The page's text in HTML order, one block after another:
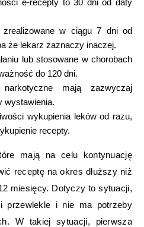
e-recepty to 30 dni od daty
w ciągu 7 dni od
że lekarz zaznaczy inaczej.
lub stosowane w chorobach
do 120 dni.
mają zazwyczaj
wystawienia.
wykupienia leków od razu,
recepty.
mają na celu kontynuację
receptę na okres dłuższy niż
miesięcy. Dotyczy to sytuacji,
przewlekle i nie ma potrzeby
W takiej sytuacji, pierwsza